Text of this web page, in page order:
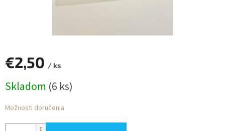
€2,50 / ks
cena:
Skladom (6 ks)
Možnosti doručenia